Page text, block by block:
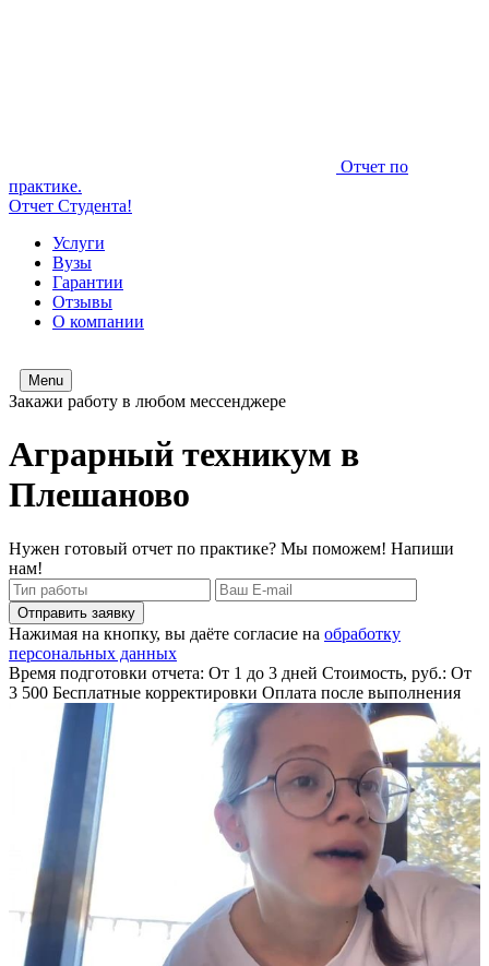
Отчет по
практике.
Отчет Студента!
Услуги
Вузы
Гарантии
Отзывы
О компании
Menu
Закажи работу в любом мессенджере
Аграрный техникум в
Плешаново
Нужен готовый отчет по практике? Мы поможем! Напиши
нам!
Отправить заявку
Нажимая на кнопку, вы даёте согласие на обработку
персональных данных
Время подготовки отчета: От 1 до 3 дней Стоимость, руб.: От
3 500 Бесплатные корректировки Оплата после выполнения